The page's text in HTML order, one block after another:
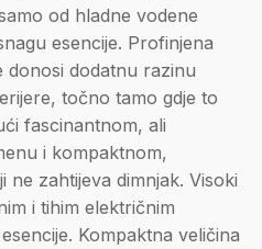
od hladne vodene
esencije. Profinjena
donosi dodatnu razinu
točno tamo gdje to
fascinantnom, ali
i kompaktnom,
ne zahtijeva dimnjak. Visoki
i tihim električnim
Kompaktna veličina